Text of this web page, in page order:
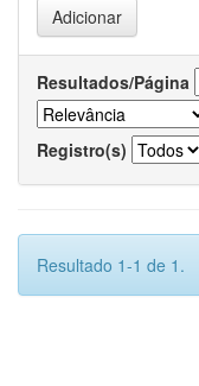
Resultados/Página
Registro(s)
Resultado 1-1 de 1.